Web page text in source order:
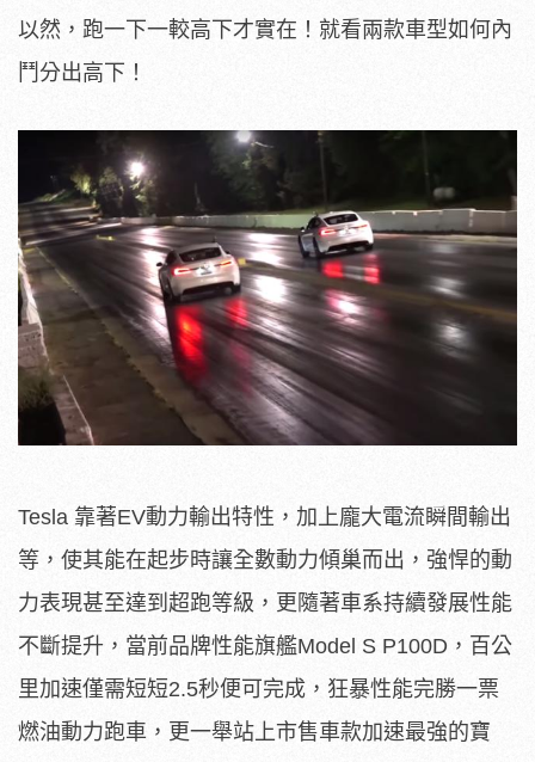
以然，跑一下一較高下才實在！就看兩款車型如何內
鬥分出高下！
Tesla 靠著EV動力輸出特性，加上龐大電流瞬間輸出
等，使其能在起步時讓全數動力傾巢而出，強悍的動
力表現甚至達到超跑等級，更隨著車系持續發展性能
不斷提升，當前品牌性能旗艦Model S P100D，百公
里加速僅需短短2.5秒便可完成，狂暴性能完勝一票
燃油動力跑車，更一舉站上市售車款加速最強的寶